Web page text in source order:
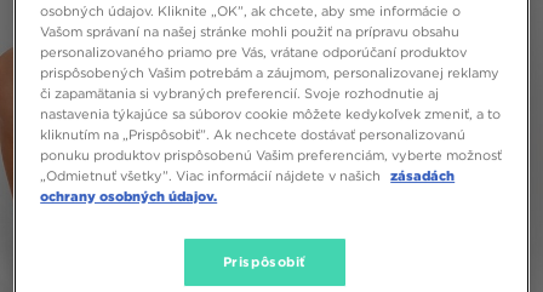
osobných údajov. Kliknite „OK”, ak chcete, aby sme informácie o
Vašom správaní na našej stránke mohli použiť na prípravu obsahu
personalizovaného priamo pre Vás, vrátane odporúčaní produktov
prispôsobených Vašim potrebám a záujmom, personalizovanej reklamy
či zapamätania si vybraných preferencií. Svoje rozhodnutie aj
nastavenia týkajúce sa súborov cookie môžete kedykoľvek zmeniť, a to
kliknutím na „Prispôsobiť”. Ak nechcete dostávať personalizovanú
ponuku produktov prispôsobenú Vašim preferenciám, vyberte možnosť
„Odmietnuť všetky”. Viac informácií nájdete v našich
zásadách
ochrany osobných údajov.
Prispôsobiť